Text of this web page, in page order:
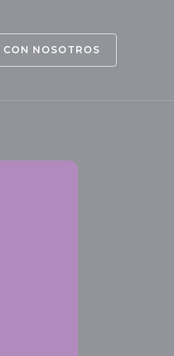
NOSOTROS